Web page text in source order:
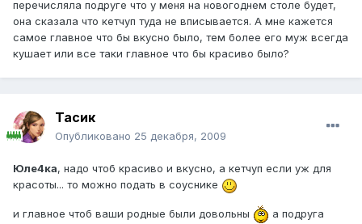
перечисляла подруге что у меня на новогоднем столе будет,
она сказала что кетчуп туда не вписывается. А мне кажется
самое главное что бы вкусно было, тем более его муж всегда
кушает или все таки главное что бы красиво было?
Тасик
Опубликовано 25 декабря, 2009
Юле4ка, надо чтоб красиво и вкусно, а кетчуп если уж для
красоты... то можно подать в соуснике
и главное чтоб ваши родные были довольны
а подруга